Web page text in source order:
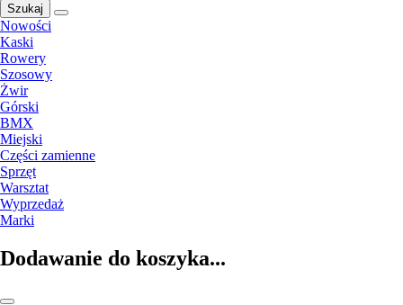
Szukaj
Nowości
Kaski
Rowery
Szosowy
Żwir
Górski
BMX
Miejski
Części zamienne
Sprzęt
Warsztat
Wyprzedaż
Marki
Dodawanie do koszyka...